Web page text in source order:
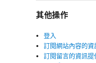
其他操作
登入
訂閱網站內容的資
訂閱留言的資訊提